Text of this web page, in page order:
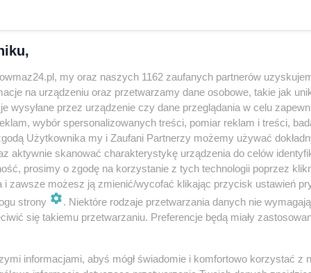
Sukces Klary Kocińskiej to sygnał dla
futbol, bo talentów nie brakuje.
Kształtują charakter, uczą odpowiedzialności za
już teraz stała się inspiracją dla najmłodszych
że wielkie rzeczy rodzą się z pasji,
kolejną zawodniczkę, o której z pewnością
my oraz naszych 1162 zaufanych partnerów
na urządzeniu oraz przetwarzamy dane osobowe, takie jak
wysyłane przez urządzenie czy dane przeglądania w celu
wybór spersonalizowanych treści, pomiar reklam i treści,
Użytkownika my i Zaufani Partnerzy możemy używać
aktywnie skanować charakterystykę urządzenia do celów
prosimy o zgodę na korzystanie z tych technologii poprzez
i zawsze możesz ją zmienić/wycofać klikając przycisk ustawień
strony
. Niektóre rodzaje przetwarzania danych nie
się takiemu przetwarzaniu. Preferencje będą miały
informacjami, abyś mógł świadomie i komfortowo korzystać z